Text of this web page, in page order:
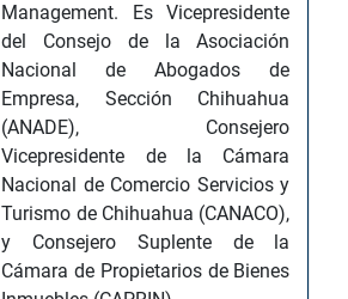
Management. Es Vicepresidente
del Consejo de la Asociación
Nacional de Abogados de
Empresa, Sección Chihuahua
(ANADE), Consejero
Vicepresidente de la Cámara
Nacional de Comercio Servicios y
Turismo de Chihuahua (CANACO),
y Consejero Suplente de la
Cámara de Propietarios de Bienes